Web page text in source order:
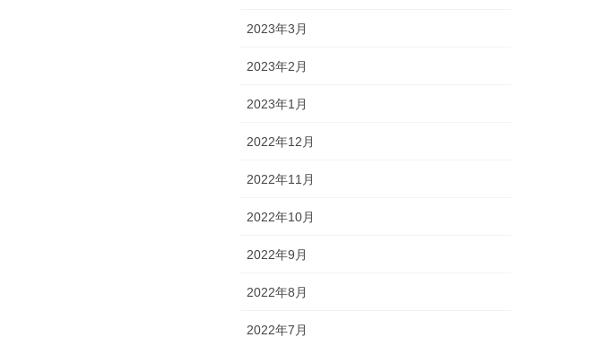
2023年3月
2023年2月
2023年1月
2022年12月
2022年11月
2022年10月
2022年9月
2022年8月
2022年7月